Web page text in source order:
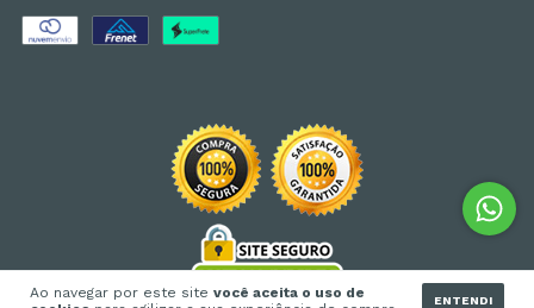
Ao navegar por este site você aceita o uso de
ENTENDI